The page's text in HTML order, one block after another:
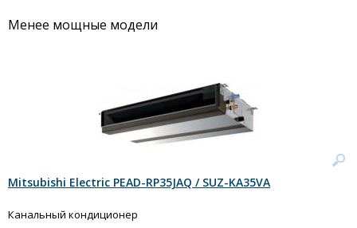
Менее мощные модели
Mitsubishi Electric PEAD-RP35JAQ / SUZ-KA35VA
Канальный кондиционер